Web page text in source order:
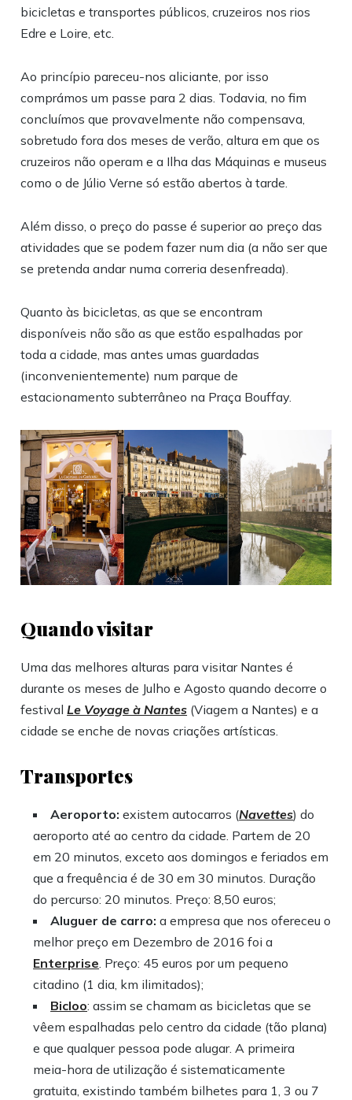
bicicletas e transportes públicos, cruzeiros nos rios
Edre e Loire, etc.
Ao princípio pareceu-nos aliciante, por isso
comprámos um passe para 2 dias. Todavia, no fim
concluímos que provavelmente não compensava,
sobretudo fora dos meses de verão, altura em que os
cruzeiros não operam e a Ilha das Máquinas e museus
como o de Júlio Verne só estão abertos à tarde.
Além disso, o preço do passe é superior ao preço das
atividades que se podem fazer num dia (a não ser que
se pretenda andar numa correria desenfreada).
Quanto às bicicletas, as que se encontram
disponíveis não são as que estão espalhadas por
toda a cidade, mas antes umas guardadas
(inconvenientemente) num parque de
estacionamento subterrâneo na Praça Bouffay.
Quando visitar
Uma das melhores alturas para visitar Nantes é
durante os meses de Julho e Agosto quando decorre o
festivalLe Voyage à Nantes (Viagem a Nantes) e a
cidade se enche de novas criações artísticas.
Transportes
Aeroporto: existem autocarros (Navettes) do
aeroporto até ao centro da cidade. Partem de 20
em 20 minutos, exceto aos domingos e feriados em
que a frequência é de 30 em 30 minutos. Duração
do percurso: 20 minutos. Preço: 8,50 euros;
Aluguer de carro: a empresa que nos ofereceu o
melhor preço em Dezembro de 2016 foi a
Enterprise. Preço: 45 euros por um pequeno
citadino (1 dia, km ilimitados);
Bicloo: assim se chamam as bicicletas que se
vêem espalhadas pelo centro da cidade (tão plana)
e que qualquer pessoa pode alugar. A primeira
meia-hora de utilização é sistematicamente
gratuita, existindo também bilhetes para 1, 3 ou 7